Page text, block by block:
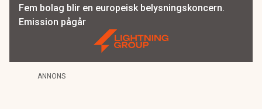
Fem bolag blir en europeisk belysningskoncern.
Emission pågår
ANNONS